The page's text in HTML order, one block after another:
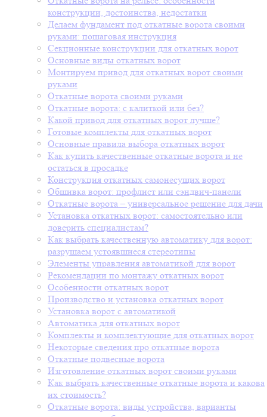
конструкции, достоинства, недостатки
Делаем фундамент под откатные ворота своими
руками: пошаговая инструкция
Секционные конструкции для откатных ворот
Основные виды откатных ворот
Монтируем привод для откатных ворот своими
руками
Откатные ворота своими руками
Откатные ворота: с калиткой или без?
Какой привод для откатных ворот лучше?
Готовые комплекты для откатных ворот
Основные правила выбора откатных ворот
Как купить качественные откатные ворота и не
остаться в просадке
Конструкция откатных самонесущих ворот
Обшивка ворот: профлист или сэндвич-панели
Откатные ворота – универсальное решение для дачи
Установка откатных ворот: самостоятельно или
доверить специалистам?
Как выбрать качественную автоматику для ворот:
разрушаем устоявшиеся стереотипы
Элементы управления автоматикой для ворот
Рекомендации по монтажу откатных ворот
Особенности откатных ворот
Производство и установка откатных ворот
Установка ворот с автоматикой
Автоматика для откатных ворот
Комплекты и комплектующие для откатных ворот
Некоторые сведения про откатные ворота
Откатные подвесные ворота
Изготовление откатных ворот своими руками
Как выбрать качественные откатные ворота и какова
их стоимость?
Откатные ворота: виды устройства, варианты